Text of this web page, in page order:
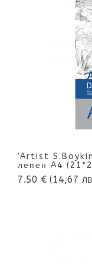
'Artist
лепен A4
7.50 € (14,67